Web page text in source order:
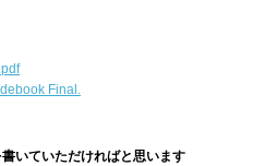
Final.
いていただければと思います